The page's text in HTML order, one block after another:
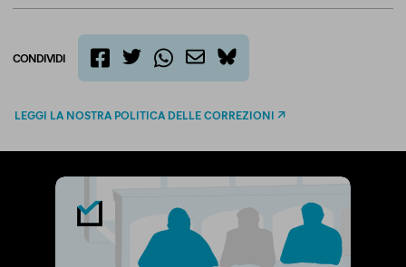
CONDIVIDI
bluesky
LEGGI LA NOSTRA POLITICA DELLE CORREZIONI